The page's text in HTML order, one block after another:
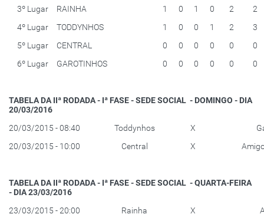
3º Lugar
RAINHA 1 0 1 0 2
2
4º Lugar
TODDYNHOS 1 0 0 1 2
3
5º Lugar
CENTRAL 0 0 0 0 0
0
6º Lugar
GAROTINHOS 0 0 0 0 0 0
TABELA DA IIª RODADA - Iª FASE - SEDE SOCIAL - DOMINGO - DIA
20/03/2016
20/03/2015 - 08:40
Toddynhos X
20/03/2015 - 10:00
Central X
TABELA DA IIª RODADA - Iª FASE - SEDE SOCIAL - QUARTA-FEIRA
- DIA 23/03/2016
23/03/2015 - 20:00
Rainha X